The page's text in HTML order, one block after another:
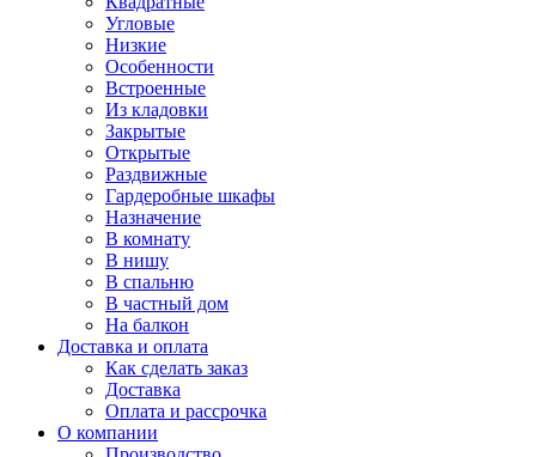
Угловые
Низкие
Особенности
Встроенные
Из кладовки
Закрытые
Открытые
Раздвижные
Гардеробные шкафы
Назначение
В комнату
В нишу
В спальню
В частный дом
На балкон
Доставка и оплата
Как сделать заказ
Доставка
Оплата и рассрочка
О компании